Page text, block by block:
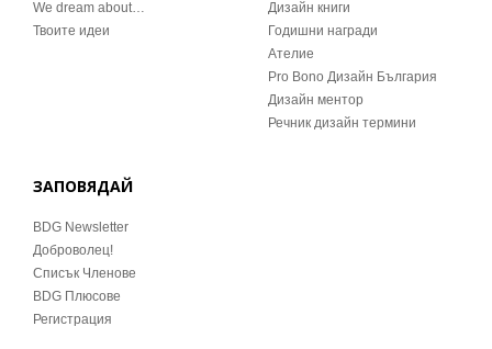
We dream about…
Твоите идеи
Дизайн книги
Годишни награди
Ателие
Pro Bono Дизайн България
Дизайн ментор
Речник дизайн термини
ЗАПОВЯДАЙ
BDG Newsletter
Доброволец!
Списък Членове
BDG Плюсове
Регистрация